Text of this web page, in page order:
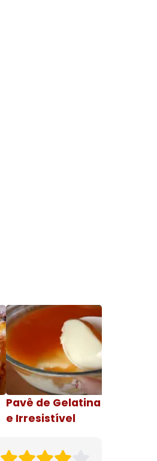
Pavê de Gelatina Cremosa
e Irresistível